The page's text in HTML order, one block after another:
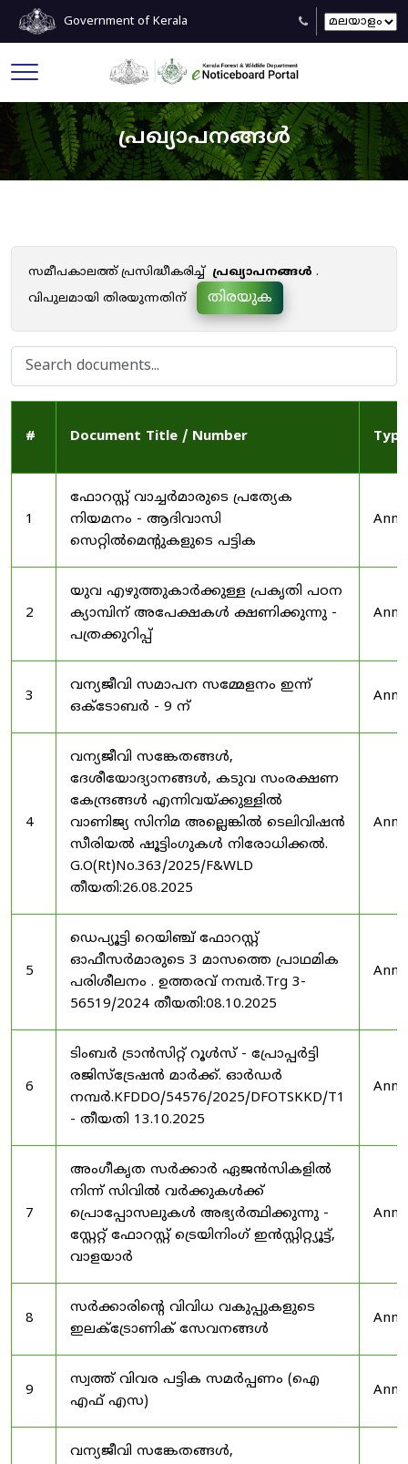
Government of Kerala
പ്രഖ്യാപനങ്ങൾ
സമീപകാലത്ത് പ്രസിദ്ധീകരിച്ച് പ്രഖ്യാപനങ്ങൾ .
വിപുലമായി തിരയുന്നതിന്
തിരയുക
# Document Title / Number Type
1
ഫോറസ്റ്റ് വാച്ചർമാരുടെ പ്രത്യേക
നിയമനം - ആദിവാസി
സെറ്റിൽമെന്റുകളുടെ പട്ടിക
2
യുവ എഴുത്തുകാർക്കുള്ള പ്രകൃതി പഠന
ക്യാമ്പിന് അപേക്ഷകൾ ക്ഷണിക്കുന്നു -
പത്രക്കുറിപ്പ്
3
വന്യജീവി സമാപന സമ്മേളനം ഇന്ന്
ഒക്ടോബർ - 9 ന്
4
വന്യജീവി സങ്കേതങ്ങൾ,
ദേശീയോദ്യാനങ്ങൾ, കടുവ സംരക്ഷണ
കേന്ദ്രങ്ങൾ എന്നിവയ്ക്കുള്ളിൽ
വാണിജ്യ സിനിമ അല്ലെങ്കിൽ ടെലിവിഷൻ
സീരിയൽ ഷൂട്ടിംഗുകൾ നിരോധിക്കൽ.
G.O(Rt)No.363/2025/F&WLD
തീയതി:26.08.2025
5
ഡെപ്യൂട്ടി റെയിഞ്ച് ഫോറസ്റ്റ്
ഓഫീസർമാരുടെ 3 മാസത്തെ പ്രാഥമിക
പരിശീലനം . ഉത്തരവ് നമ്പർ.Trg 3-
56519/2024 തീയതി:08.10.2025
6
ടിംബർ ട്രാൻസിറ്റ് റൂൾസ് - പ്രോപ്പർട്ടി
രജിസ്ട്രേഷൻ മാർക്ക്. ഓർഡർ
നമ്പർ.KFDDO/54576/2025/DFOTSKKD/T1
- തീയതി 13.10.2025
7
അംഗീകൃത സർക്കാർ ഏജൻസികളിൽ
നിന്ന് സിവിൽ വർക്കുകൾക്ക്
പ്രൊപ്പോസലുകൾ അഭ്യർത്ഥിക്കുന്നു -
സ്റ്റേറ്റ് ഫോറസ്റ്റ് ട്രെയിനിംഗ് ഇൻസ്റ്റിറ്റ്യൂട്ട്,
വാളയാർ
8
സർക്കാരിന്റെ വിവിധ വകുപ്പുകളുടെ
ഇലക്ട്രോണിക് സേവനങ്ങൾ
9
സ്വത്ത് വിവര പട്ടിക സമർപ്പണം (ഐ
എഫ് എസ)
വന്യജീവി സങ്കേതങ്ങൾ,